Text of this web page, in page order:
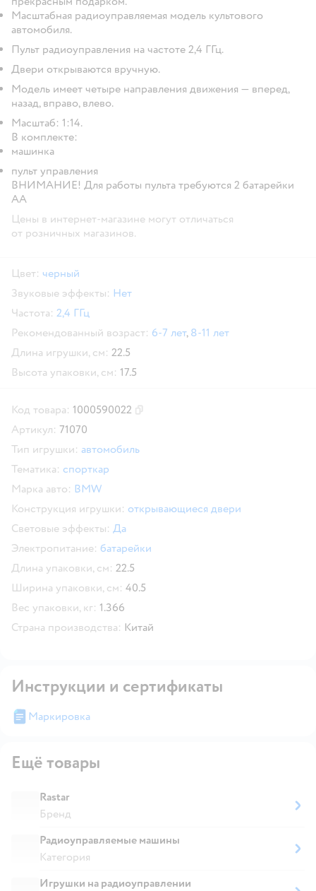
Масштабная радиоуправляемая модель культового
автомобиля.
Пульт радиоуправления на частоте 2,4 ГГц.
Двери открываются вручную.
Модель имеет четыре направления движения — вперед,
назад, вправо, влево.
Масштаб: 1:14.
В комплекте:
машинка
пульт управления
ВНИМАНИЕ! Для работы пульта требуются 2 батарейки
АА
Цены в интернет-магазине могут отличаться
от розничных магазинов.
Цвет: черный
Звуковые эффекты: Нет
Частота: 2,4 ГГц
Рекомендованный возраст: 6-7 лет, 8-11 лет
Длина игрушки, см: 22.5
Высота упаковки, см: 17.5
Код товара: 1000590022
Артикул: 71070
Тип игрушки: автомобиль
Тематика: спорткар
Марка авто: BMW
Конструкция игрушки: открывающиеся двери
Световые эффекты: Да
Электропитание: батарейки
Длина упаковки, см: 22.5
Ширина упаковки, см: 40.5
Вес упаковки, кг: 1.366
Страна производства: Китай
Инструкции и сертификаты
Маркировка
Ещё товары
Rastar
Бренд
Радиоуправляемые машины
Категория
Игрушки на радиоуправлении